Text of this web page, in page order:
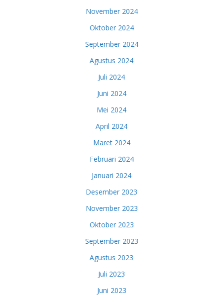
November 2024
Oktober 2024
September 2024
Agustus 2024
Juli 2024
Juni 2024
Mei 2024
April 2024
Maret 2024
Februari 2024
Januari 2024
Desember 2023
November 2023
Oktober 2023
September 2023
Agustus 2023
Juli 2023
Juni 2023